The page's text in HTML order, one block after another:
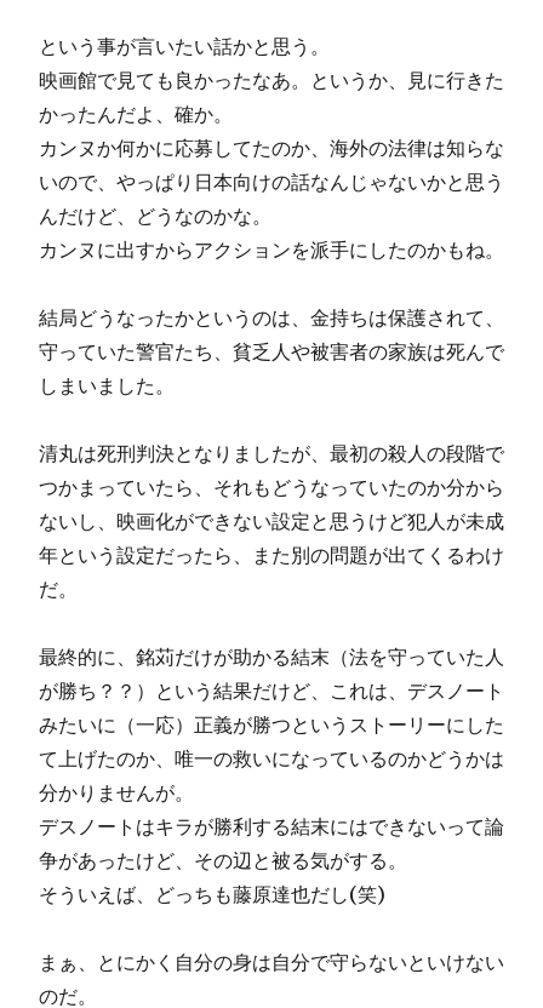
という事が言いたい話かと思う。
映画館で見ても良かったなあ。というか、見に行きた
かったんだよ、確か。
カンヌか何かに応募してたのか、海外の法律は知らな
いので、やっぱり日本向けの話なんじゃないかと思う
んだけど、どうなのかな。
カンヌに出すからアクションを派手にしたのかもね。
結局どうなったかというのは、金持ちは保護されて、
守っていた警官たち、貧乏人や被害者の家族は死んで
しまいました。
清丸は死刑判決となりましたが、最初の殺人の段階で
つかまっていたら、それもどうなっていたのか分から
ないし、映画化ができない設定と思うけど犯人が未成
年という設定だったら、また別の問題が出てくるわけ
だ。
最終的に、銘苅だけが助かる結末（法を守っていた人
が勝ち？？）という結果だけど、これは、デスノート
みたいに（一応）正義が勝つというストーリーにした
て上げたのか、唯一の救いになっているのかどうかは
分かりませんが。
デスノートはキラが勝利する結末にはできないって論
争があったけど、その辺と被る気がする。
そういえば、どっちも藤原達也だし(笑)
まぁ、とにかく自分の身は自分で守らないといけない
のだ。